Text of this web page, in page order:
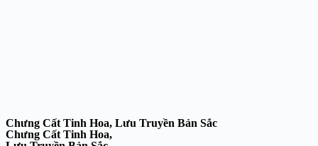
Chưng Cất Tinh Hoa, Lưu Truyền Bản Sắc
Chưng Cất Tinh Hoa,